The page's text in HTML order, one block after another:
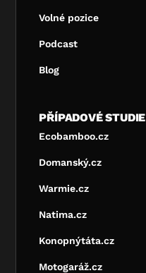
Volné pozice
Podcast
Blog
PŘÍPADOVÉ STUDIE
Ecobamboo.cz
Domanský.cz
Warmie.cz
Natima.cz
Konopnýtáta.cz
Motogaráž.cz